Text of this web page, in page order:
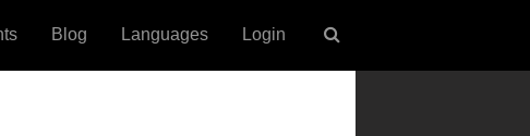
Blog Languages Login